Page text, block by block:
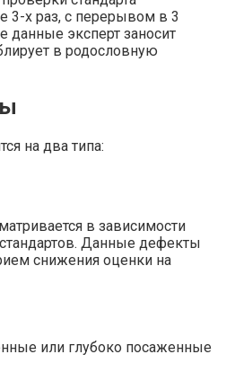
3-х раз, с перерывом в 3
данные эксперт заносит
в родословную
на два типа:
в зависимости
Данные дефекты
снижения оценки на
или глубоко посаженные